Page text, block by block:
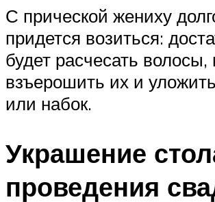
С прической жениху
придется возиться:
будет расчесать волосы,
взъерошить их и
или набок.
Украшение
проведения